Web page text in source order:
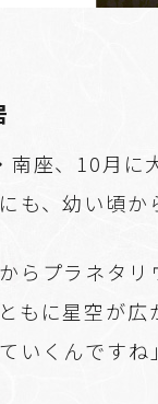
南座、10月に
も、幼い頃か
からプラネタ
もに星空が
いくんですね」